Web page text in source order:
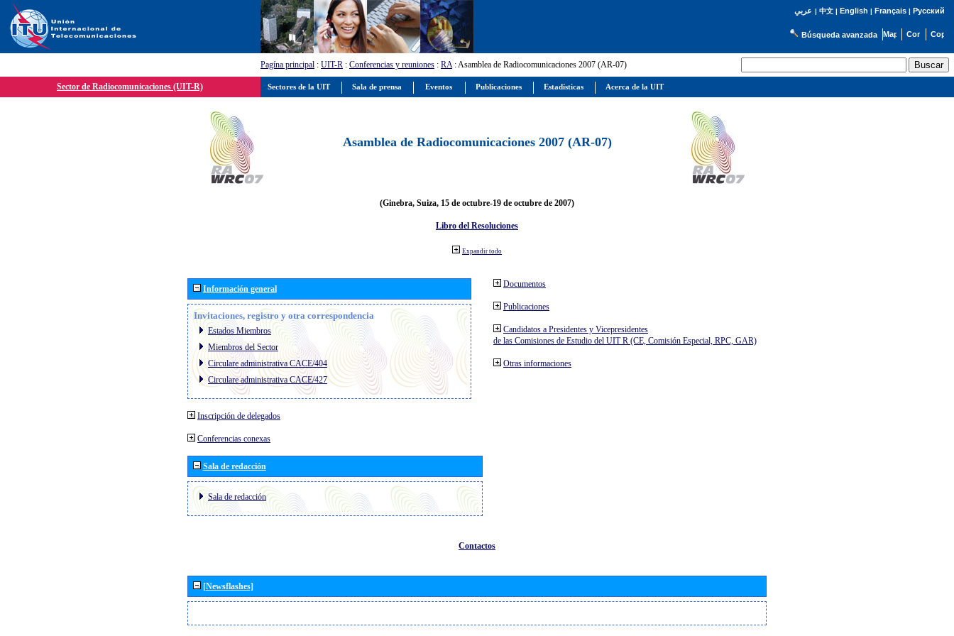
عربي | 中文| English | Français| Русский
Búsqueda avanzada
Pagína principal : UIT-R : Conferencias y reuniones : RA: Asamblea de Radiocomunicaciones 2007 (AR-07)
Sector de Radiocomunicaciones (UIT-R)
Asamblea de Radiocomunicaciones 2007 (AR-07)
(Ginebra, Suiza, 15 de octubre-19 de octubre de 2007)
Libro del Resoluciones
Expandir todo
Información general
Invitaciones, registro y otra correspondencia
Estados Miembros
Miembros del Sector
Circulare administrativa CACE/404
Circulare administrativa CACE/427
Inscripción de delegados
Conferencias conexas
Sala de redacción
Sala de redacción
Documentos
Publicaciones
Candidatos a Presidentes y Vicepresidentes
de las Comisiones de Estudio del UIT R (CE, Comisión Especial, RPC, GAR)
Otras informaciones
Contactos
[Newsflashes]
Sectores de la UIT Sala de prensa Eventos Publicaciones Estadísticas Acerca de la UIT